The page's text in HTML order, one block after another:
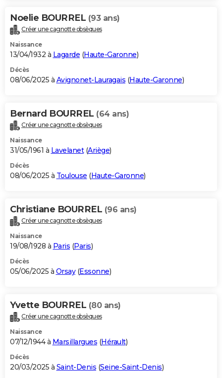
Noelie BOURREL (93 ans)
Créer une cagnotte obsèques
Naissance
13/04/1932 à Lagarde (Haute-Garonne)
Décès
08/06/2025 à Avignonet-Lauragais (Haute-Garonne)
Bernard BOURREL (64 ans)
Créer une cagnotte obsèques
Naissance
31/05/1961 à Lavelanet(Ariège)
Décès
08/06/2025 à Toulouse (Haute-Garonne)
Christiane BOURREL (96 ans)
Créer une cagnotte obsèques
Naissance
19/08/1928 à Paris (Paris)
Décès
05/06/2025 à Orsay(Essonne)
Yvette BOURREL (80 ans)
Créer une cagnotte obsèques
Naissance
07/12/1944 à Marsillargues (Hérault)
Décès
20/03/2025 à Saint-Denis (Seine-Saint-Denis)